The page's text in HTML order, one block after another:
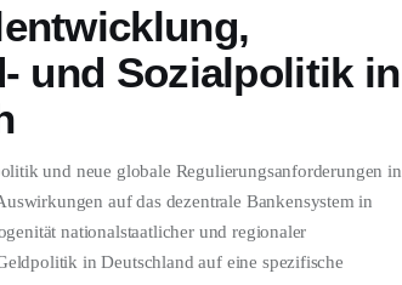
und Sozialpolitik in
und neue globale Regulierungsanforderungen in
auf das dezentrale Bankensystem in
nationalstaatlicher und regionaler
in Deutschland auf eine spezifische